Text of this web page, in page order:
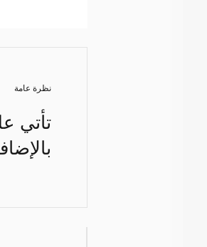
نظرة عامة
تأتي